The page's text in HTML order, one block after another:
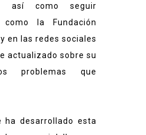
así como seguir
como la Fundación
en las redes sociales
actualizado sobre su
problemas que
ha desarrollado esta